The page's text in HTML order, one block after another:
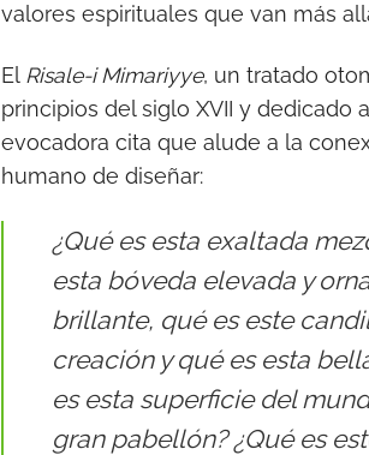
valores espirituales que van más
El Risale-i Mimariyye, un tratado
principios del siglo XVII y
evocadora cita que alude a la
humano de diseñar:
¿Qué es esta exaltada
esta bóveda elevada y
brillante, qué es este
creación y qué es esta
es esta superficie del
gran pabellón? ¿Qué es